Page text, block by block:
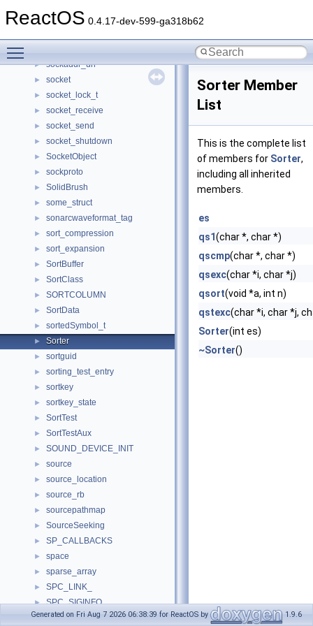
ReactOS 0.4.17-dev-599-ga318b62
► sockaddr_nb
► sockaddr_un
► socket
► socket_lock_t
► socket_receive
► socket_send
► socket_shutdown
► SocketObject
► sockproto
► SolidBrush
► some_struct
► sonarcwaveformat_tag
► sort_compression
► sort_expansion
► SortBuffer
► SortClass
► SORTCOLUMN
► SortData
► sortedSymbol_t
► Sorter
► sortguid
► sorting_test_entry
► sortkey
► sortkey_state
► SortTest
► SortTestAux
► SOUND_DEVICE_INIT
► source
► source_location
► source_rb
► sourcepathmap
► SourceSeeking
► SP_CALLBACKS
► space
► sparse_array
► SPC_LINK_
► SPC_SIGINFO_
► SPCDigest
Sorter Member
List
This is the complete list
of members for Sorter,
including all inherited
members.
es
qs1(char *, char *)
qscmp(char *, char *)
qsexc(char *i, char *j)
qsort(void *a, int n)
qstexc(char *i, char *j,
Sorter(int es)
~Sorter()
Generated on Fri Aug 7 2026 06:38:39 for ReactOS by 1.9.6